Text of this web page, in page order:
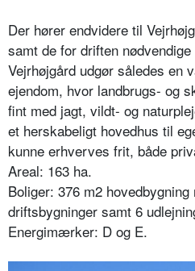
Der hører endvidere til
samt de for driften
Vejrhøjgård udgør således en
ejendom, hvor landbrugs- og
fint med jagt, vildt- og
et herskabeligt hovedhus til
kunne erhverves frit, både
Areal: 163 ha.
Boliger: 376 m2
driftsbygninger samt 6
Energimærker: D og E.